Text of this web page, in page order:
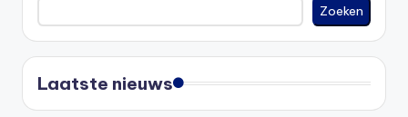
Zoeken
Laatste nieuws